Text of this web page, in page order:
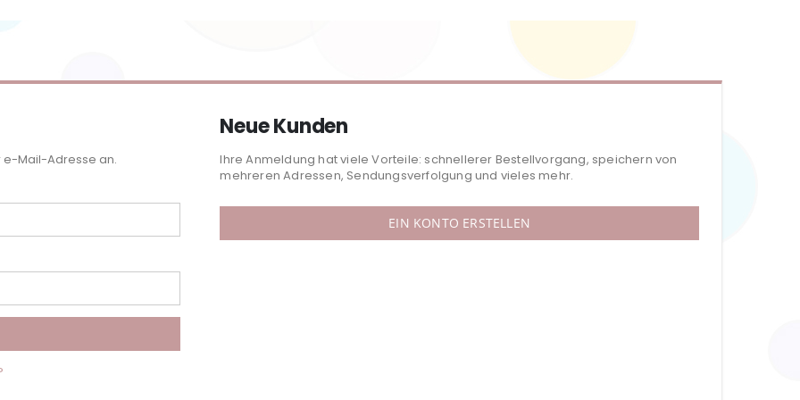
e-Mail-Adresse an.
Neue Kunden
Ihre Anmeldung hat viele Vorteile: schnellerer Bestellvorgang, speichern von
mehreren Adressen, Sendungsverfolgung und vieles mehr.
EIN KONTO ERSTELLEN